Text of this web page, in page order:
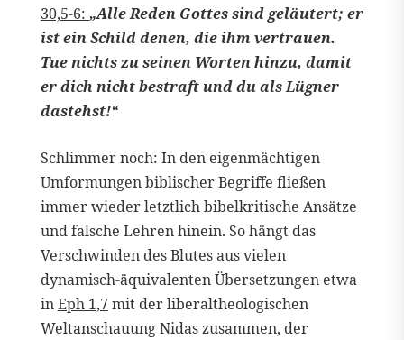
30,5-6: „Alle Reden Gottes sind geläutert; er
ist ein Schild denen, die ihm vertrauen.
Tue nichts zu seinen Worten hinzu, damit
er dich nicht bestraft und du als Lügner
dastehst!“
Schlimmer noch: In den eigenmächtigen
Umformungen biblischer Begriffe fließen
immer wieder letztlich bibelkritische Ansätze
und falsche Lehren hinein. So hängt das
Verschwinden des Blutes aus vielen
dynamisch-äquivalenten Übersetzungen etwa
inEph 1,7 mit der liberaltheologischen
Weltanschauung Nidas zusammen, der